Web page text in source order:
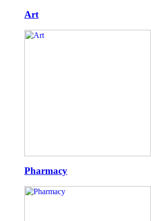
Art
Pharmacy